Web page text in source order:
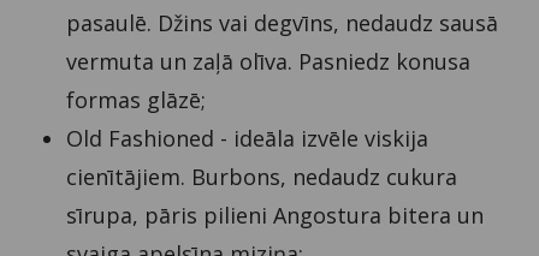
pasaulē. Džins vai degvīns, nedaudz sausā
vermuta un zaļā olīva. Pasniedz konusa
formas glāzē;
Old Fashioned - ideāla izvēle viskija
cienītājiem. Burbons, nedaudz cukura
sīrupa, pāris pilieni Angostura bitera un